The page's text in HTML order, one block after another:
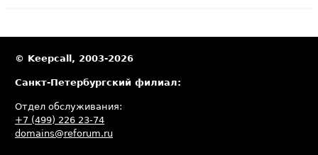
© Keepcall, 2003-2026
Санкт-Петербургский филиал:
Отдел обслуживания:
+7 (499) 226 23-74
domains@reforum.ru